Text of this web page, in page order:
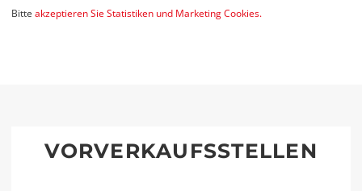
Bitte akzeptieren Sie Statistiken und Marketing Cookies.
VORVERKAUFSSTELLEN